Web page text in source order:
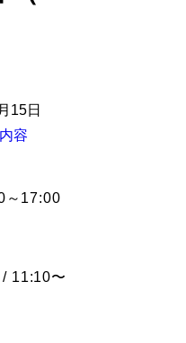
15日
容
～17:00
11:10〜